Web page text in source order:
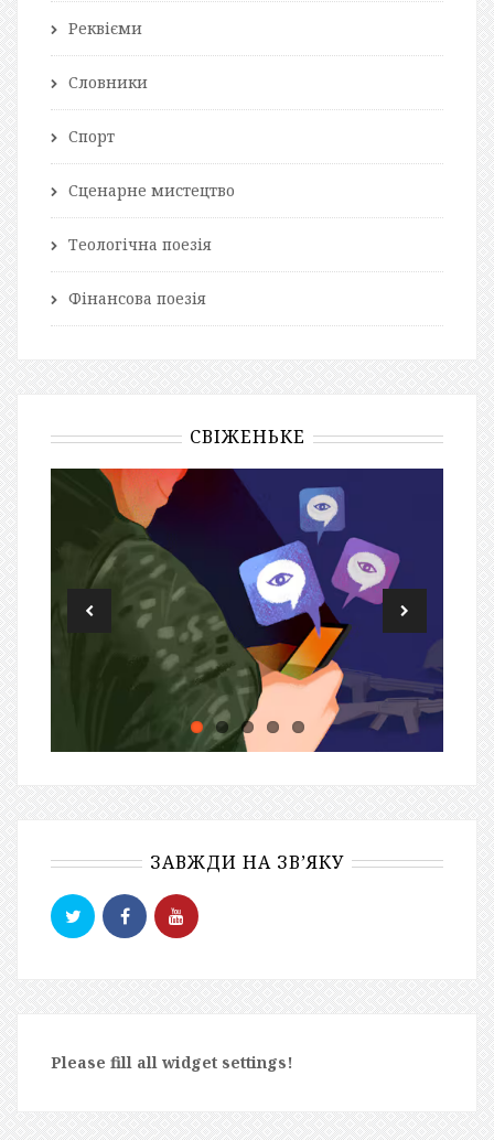
Реквієми
Словники
Спорт
Сценарне мистецтво
Теологічна поезія
Фінансова поезія
СВІЖЕНЬКЕ
ЗАВЖДИ НА ЗВ’ЯКУ
Please fill all widget settings!